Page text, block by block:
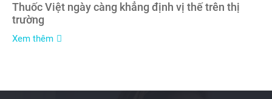
Thuốc Việt ngày càng khẳng định vị thế trên thị
trường
Xem thêm